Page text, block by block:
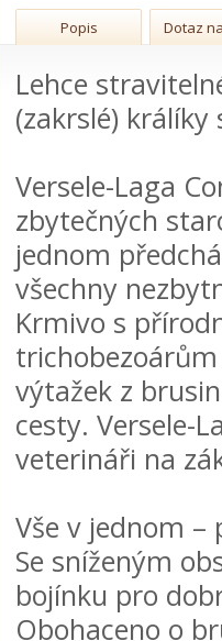
Popis Dotaz
Lehce
(zakrslé)
Versele-Laga
zbytečných
jednom
všechny
Krmivo s
výtažek z
cesty. Versele-
veterináři na
Vše v jednom
Se sníženým
bojínku pro
Obohaceno o